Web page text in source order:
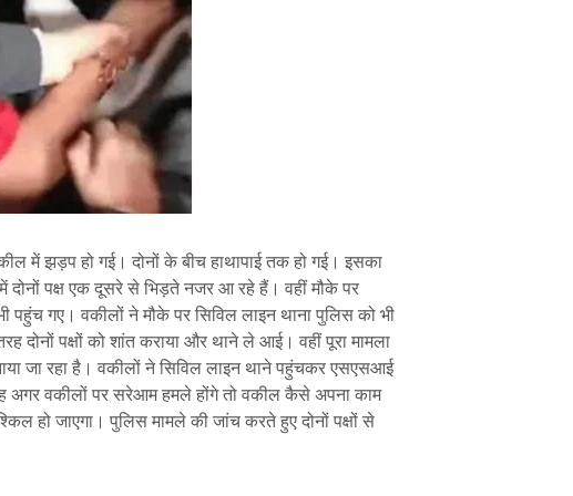
में झड़प हो गई। दोनों के बीच हाथापाई तक हो गई। इसका
दोनों पक्ष एक दूसरे से भिड़ते नजर आ रहे हैं। वहीं मौके पर
गए। वकीलों ने मौके पर सिविल लाइन थाना पुलिस को भी
दोनों पक्षों को शांत कराया और थाने ले आई। वहीं पूरा मामला
जा रहा है। वकीलों ने सिविल लाइन थाने पहुंचकर एसएसआई
अगर वकीलों पर सरेआम हमले होंगे तो वकील कैसे अपना काम
हो जाएगा। पुलिस मामले की जांच करते हुए दोनों पक्षों से